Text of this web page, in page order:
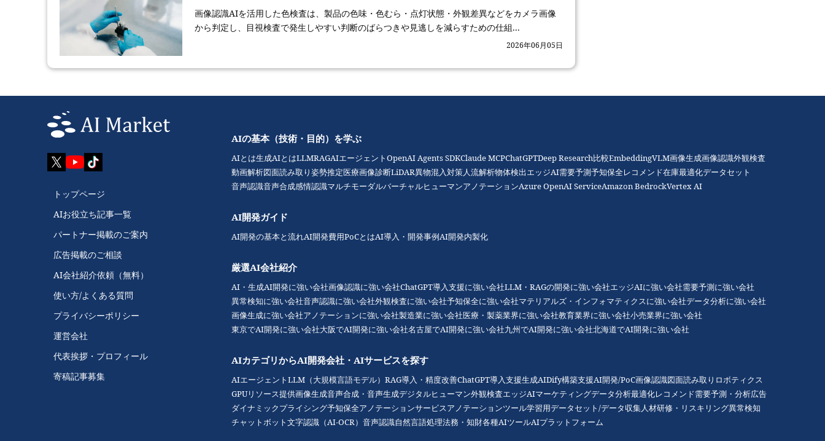
画像認識AIを活用した色検査は、製品の色味・色むら・点灯状態・外観差異などをカメラ画像
から判定し、目視検査で発生しやすい判断のばらつきや見逃しを減らすための仕組...
2026年06月05日
トップページ
AIお役立ち記事一覧
パートナー掲載のご案内
広告掲載のご相談
AI会社紹介依頼（無料）
使い方/よくある質問
プライバシーポリシー
運営会社
代表挨拶・プロフィール
寄稿記事募集
AIの基本（技術・目的）を学ぶ
AIとは生成AIとはLLMRAGAIエージェントOpenAI Agents SDKClaude MCPChatGPTDeep Research比較EmbeddingVLM画像生成画像認識外観検査
動画解析図面読み取り姿勢推定医療画像診断LiDAR異物混入対策人流解析物体検出エッジAI需要予測予知保全レコメンド在庫最適化データセット
音声認識音声合成感情認識マルチモーダルバーチャルヒューマンアノテーションAzure OpenAI ServiceAmazon BedrockVertex AI
AI開発ガイド
AI開発の基本と流れAI開発費用PoCとはAI導入・開発事例AI開発内製化
厳選AI会社紹介
AI・生成AI開発に強い会社画像認識に強い会社ChatGPT導入支援に強い会社LLM・RAGの開発に強い会社エッジAIに強い会社需要予測に強い会社
異常検知に強い会社音声認識に強い会社外観検査に強い会社予知保全に強い会社マテリアルズ・インフォマティクスに強い会社データ分析に強い会社
画像生成に強い会社アノテーションに強い会社製造業に強い会社医療・製薬業界に強い会社教育業界に強い会社小売業界に強い会社
東京でAI開発に強い会社大阪でAI開発に強い会社名古屋でAI開発に強い会社九州でAI開発に強い会社北海道でAI開発に強い会社
AIカテゴリからAI開発会社・AIサービスを探す
AIエージェントLLM（大規模言語モデル） RAG導入・精度改善ChatGPT導入支援生成AIDify構築支援AI開発/PoC画像認識図面読み取り ロボティクス
GPUリソース提供画像生成音声合成・音声生成デジタルヒューマン外観検査エッジAIマーケティングデータ分析最適化レコメンド需要予測・分析広告
ダイナミックプライシング予知保全アノテーションサービスアノテーションツール学習用データセット/データ収集人材研修・リスキリング異常検知
チャットボット文字認識（AI-OCR） 音声認識自然言語処理法務・知財各種AIツールAIプラットフォーム